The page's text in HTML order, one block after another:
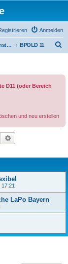
Anmelden
Zieldienstposten Bundespolizei BPOLD 11
D11 (oder Bereich
und neu erstellen
Suche
LaPo Bayern